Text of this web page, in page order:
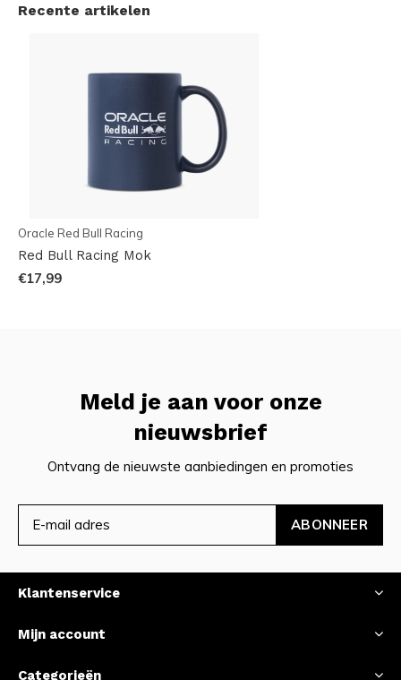
Recente artikelen
Oracle Red Bull Racing
Red Bull Racing Mok
€17,99
Meld je aan voor onze
nieuwsbrief
Ontvang de nieuwste aanbiedingen en promoties
ABONNEER
Klantenservice
Mijn account
Categorieën